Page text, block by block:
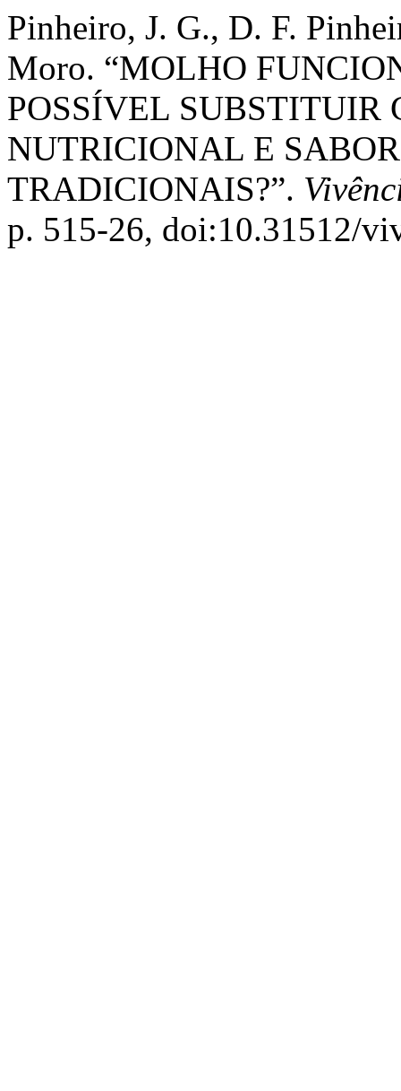
Pinheiro, J. G., D. F.
Moro. “MOLHO
POSSÍVEL
NUTRICIONAL E
TRADICIONAIS?”.
p. 515-26, doi:10.31512/